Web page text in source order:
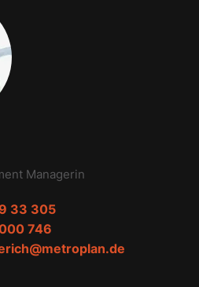
Managerin
33 305
746